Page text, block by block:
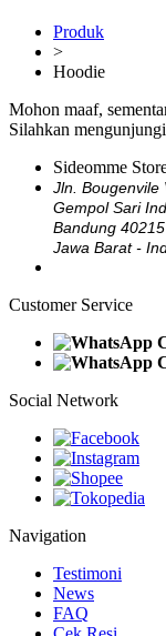
Produk
>
Hoodie
Mohon maaf,
Silahkan
Sideomme
Jln. Bougenvile
Gempol Sari
Bandung 40215
Jawa Barat -
Customer Service
Social Network
Navigation
Testimoni
News
FAQ